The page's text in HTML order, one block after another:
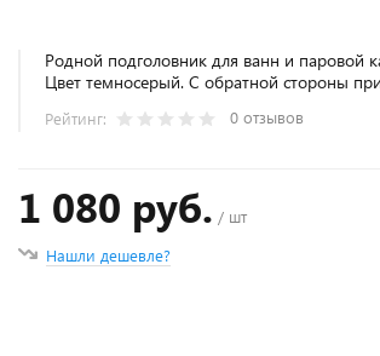
Родной подголовник для ванн и паровой
Цвет темносерый. С обратной стороны
Рейтинг: 0 отзывов
1 080 руб. / шт
Нашли дешевле?